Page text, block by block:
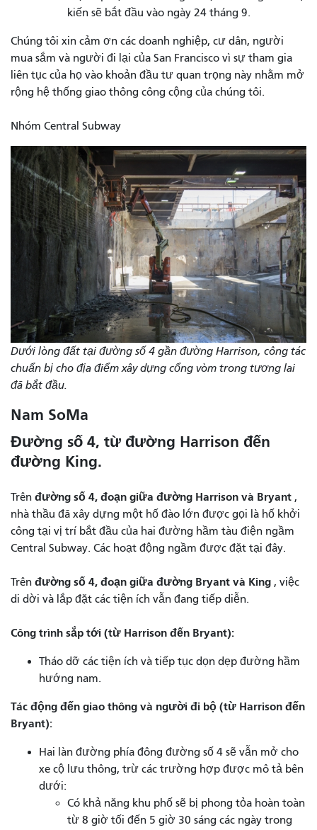
kiến ​​sẽ bắt đầu vào ngày 24 tháng 9.
Chúng tôi xin cảm ơn các doanh nghiệp, cư dân, người
mua sắm và người đi lại của San Francisco vì sự tham gia
liên tục của họ vào khoản đầu tư quan trọng này nhằm mở
rộng hệ thống giao thông công cộng của chúng tôi.
Nhóm Central Subway
Dưới lòng đất tại đường số 4 gần đường Harrison, công tác
chuẩn bị cho địa điểm xây dựng cổng vòm trong tương lai
đã bắt đầu.
Nam SoMa
Đường số 4, từ đường Harrison đến
đường King.
Trên đường số 4, đoạn giữa đường Harrison và Bryant ,
nhà thầu đã xây dựng một hố đào lớn được gọi là hố khởi
công tại vị trí bắt đầu của hai đường hầm tàu ​​điện ngầm
Central Subway. Các hoạt động ngầm được đặt tại đây.
Trên đường số 4, đoạn giữa đường Bryant và King , việc
di dời và lắp đặt các tiện ích vẫn đang tiếp diễn.
Công trình sắp tới (từ Harrison đến Bryant):
Tháo dỡ các tiện ích và tiếp tục dọn dẹp đường hầm
hướng nam.
Tác động đến giao thông và người đi bộ (từ Harrison đến
Bryant):
Hai làn đường phía đông đường số 4 sẽ vẫn mở cho
xe cộ lưu thông, trừ các trường hợp được mô tả bên
dưới:
Có khả năng khu phố sẽ bị phong tỏa hoàn toàn
từ 8 giờ tối đến 5 giờ 30 sáng các ngày trong